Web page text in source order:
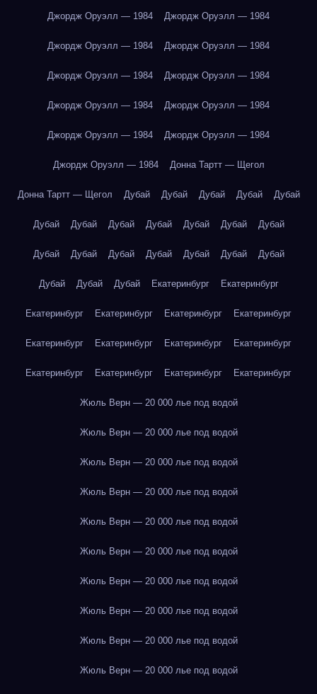
Джордж Оруэлл — 1984 Джордж Оруэлл — 1984
Джордж Оруэлл — 1984 Джордж Оруэлл — 1984
Джордж Оруэлл — 1984 Джордж Оруэлл — 1984
Джордж Оруэлл — 1984 Джордж Оруэлл — 1984
Джордж Оруэлл — 1984 Джордж Оруэлл — 1984
Джордж Оруэлл — 1984 Донна Тартт — Щегол
Донна Тартт — Щегол Дубай Дубай Дубай Дубай Дубай
Дубай Дубай Дубай Дубай Дубай Дубай Дубай
Дубай Дубай Дубай Дубай Дубай Дубай Дубай
Дубай Дубай Дубай Екатеринбург Екатеринбург
Екатеринбург Екатеринбург Екатеринбург Екатеринбург
Екатеринбург Екатеринбург Екатеринбург Екатеринбург
Екатеринбург Екатеринбург Екатеринбург Екатеринбург
Жюль Верн — 20 000 лье под водой
Жюль Верн — 20 000 лье под водой
Жюль Верн — 20 000 лье под водой
Жюль Верн — 20 000 лье под водой
Жюль Верн — 20 000 лье под водой
Жюль Верн — 20 000 лье под водой
Жюль Верн — 20 000 лье под водой
Жюль Верн — 20 000 лье под водой
Жюль Верн — 20 000 лье под водой
Жюль Верн — 20 000 лье под водой